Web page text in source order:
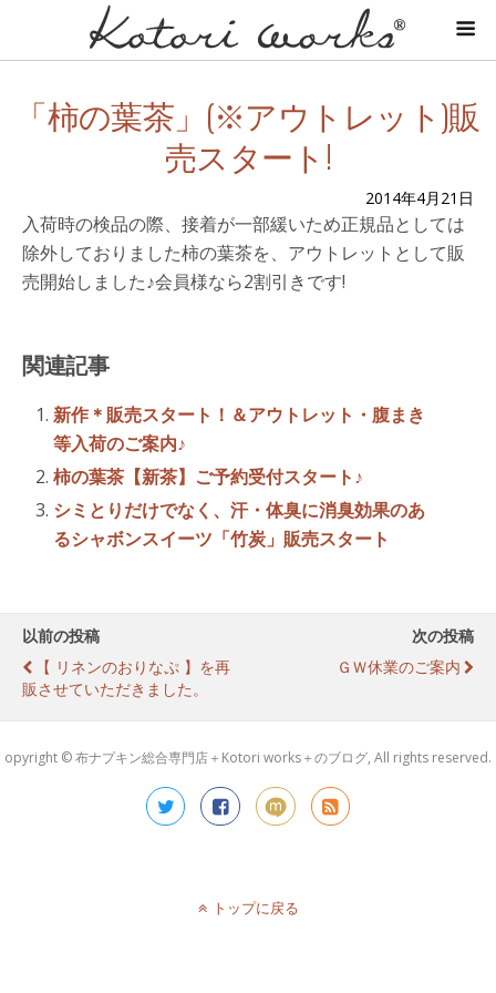
「柿の葉茶」(※アウトレット)販
売スタート!
2014年4月21日
入荷時の検品の際、接着が一部緩いため正規品としては
除外しておりました柿の葉茶を、アウトレットとして販
売開始しました♪会員様なら2割引きです!
関連記事
新作＊販売スタート！＆アウトレット・腹まき
等入荷のご案内♪
柿の葉茶【新茶】ご予約受付スタート♪
シミとりだけでなく、汗・体臭に消臭効果のあ
るシャボンスイーツ「竹炭」販売スタート
以前の投稿
【 リネンのおりなぷ 】を再
販させていただきました。
次の投稿
ＧＷ休業のご案内
opyright © 布ナプキン総合専門店＋Kotori works＋のブログ, All rights reserved.
トップに戻る